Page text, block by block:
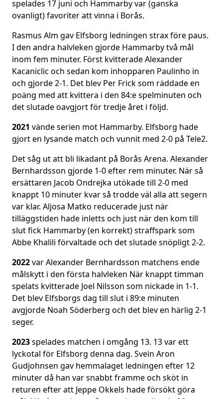
spelades 17 juni och Hammarby var (ganska
ovanligt) favoriter att vinna i Borås.
Rasmus Alm gav Elfsborg ledningen strax före paus.
I den andra halvleken gjorde Hammarby två mål
inom fem minuter. Först kvitterade Alexander
Kacaniclic och sedan kom inhopparen Paulinho in
och gjorde 2-1. Det blev Per Frick som räddade en
poäng med att kvittera i den 84:e spelminuten och
det slutade oavgjort för tredje året i följd.
2021 vände serien mot Hammarby. Elfsborg hade
gjort en lysande match och vunnit med 2-0 på Tele2.
Det såg ut att bli likadant på Borås Arena. Alexander
Bernhardsson gjorde 1-0 efter rem minuter. När så
ersättaren Jacob Ondrejka utökade till 2-0 med
knappt 10 minuter kvar så trodde väl alla att segern
var klar. Aljosa Matko reducerade just när
tilläggstiden hade inletts och just när den kom till
slut fick Hammarby (en korrekt) straffspark som
Abbe Khalili förvaltade och det slutade snöpligt 2-2.
2022var Alexander Bernhardsson matchens ende
målskytt i den första halvleken När knappt timman
spelats kvitterade Joel Nilsson som nickade in 1-1.
Det blev Elfsborgs dag till slut i 89:e minuten
avgjorde Noah Söderberg och det blev en härlig 2-1
seger.
2023spelades matchen i omgång 13. 13 var ett
lyckotal för Elfsborg denna dag. Svein Aron
Gudjohnsen gav hemmalaget ledningen efter 12
minuter då han var snabbt framme och sköt in
returen efter att Jeppe Okkels hade försökt göra